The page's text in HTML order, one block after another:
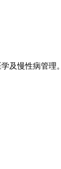
及慢性病管理。